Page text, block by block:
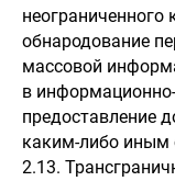
неограниченного
обнародование
массовой
в
предоставление
каким-либо иным
2.13.